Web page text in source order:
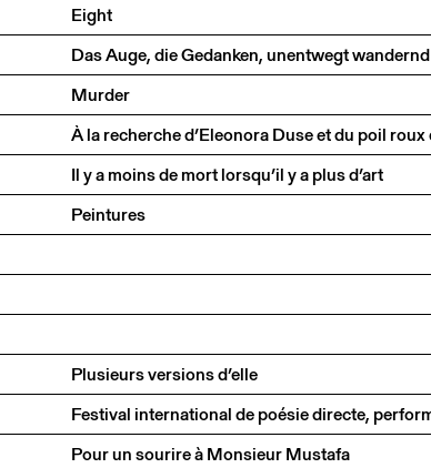
Eight
Das Auge, die Gedanken, unentwegt wandernd
Murder
Il y a moins de mort lorsqu’il y a plus d’art
Peintures
Plusieurs versions d’elle
Pour un sourire à Monsieur Mustafa